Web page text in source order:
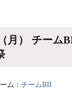
月） チーム
ム： チームBII